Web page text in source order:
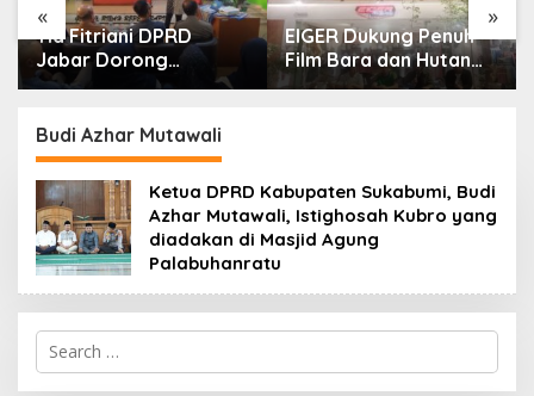
« »
EIGER Dukung Penuh
Film Bara dan Hutan
Rahasia, Wali Kota
Menonton
Hasil Musyawarah Tim
Formatur IWP: Adem
Sutisna Ditetapkan
Budi Azhar Mutawali
Ketua DPRD Kabupaten Sukabumi, Budi
Azhar Mutawali, Istighosah Kubro yang
diadakan di Masjid Agung
Palabuhanratu
S